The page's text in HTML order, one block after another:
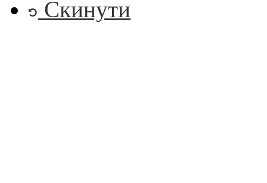
Скинути